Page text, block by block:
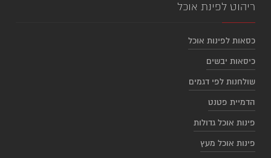
ריהוט לפינת אוכל
כסאות לפינות אוכל
כיסאות יבשים
שולחנות לפי דגמים
הדמיית פטנט
פינות אוכל גדולות
פינות אוכל מעץ